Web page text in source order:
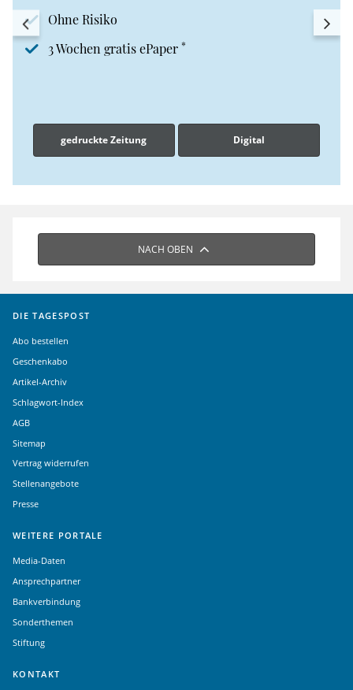
Ohne Risiko
3 Wochen gratis ePaper *
gedruckte Zeitung Digital
NACH OBEN
DIE TAGESPOST
Abo bestellen
Geschenkabo
Artikel-Archiv
Schlagwort-Index
AGB
Sitemap
Vertrag widerrufen
Stellenangebote
Presse
WEITERE PORTALE
Media-Daten
Ansprechpartner
Bankverbindung
Sonderthemen
Stiftung
KONTAKT